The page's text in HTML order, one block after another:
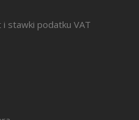
stawki podatku VAT